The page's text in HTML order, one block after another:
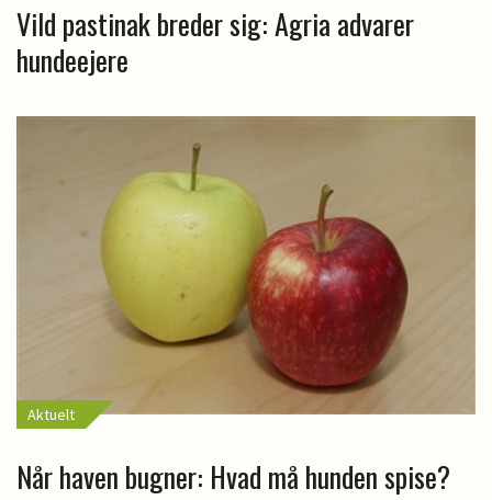
Vild pastinak breder sig: Agria advarer
hundeejere
Aktuelt
Når haven bugner: Hvad må hunden spise?